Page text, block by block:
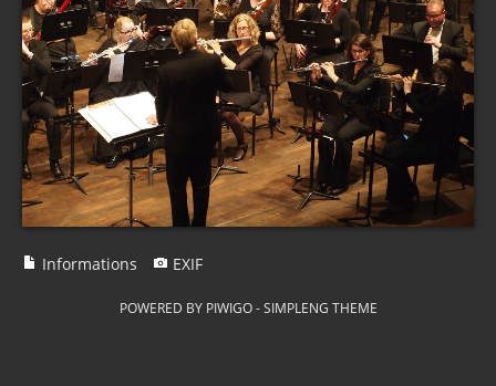
Informations EXIF
POWERED BY PIWIGO-SIMPLENG THEME